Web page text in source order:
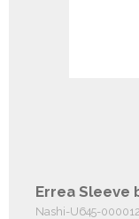
Errea Sleeve
Nashi-U645-000012